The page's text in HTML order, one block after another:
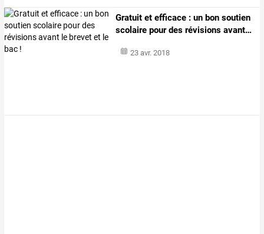
Gratuit et efficace : un bon soutien
scolaire pourdes révisions avant…
23 avr. 2018